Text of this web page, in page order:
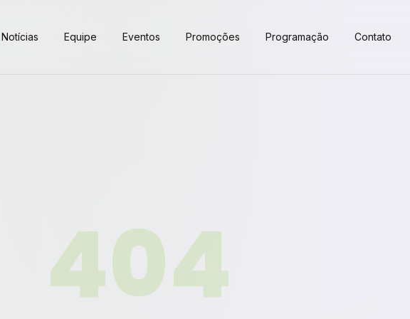
Notícias Equipe Eventos Promoções Programação Contato
404